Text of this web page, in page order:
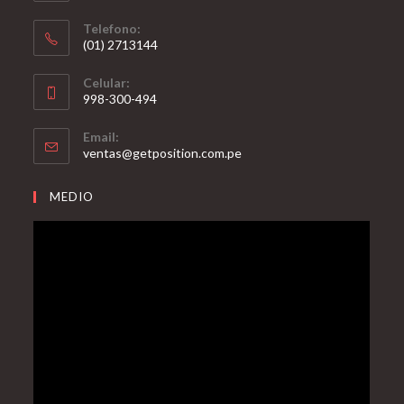
Telefono:
(01) 2713144
Celular:
998-300-494
Email:
ventas@getposition.com.pe
MEDIO